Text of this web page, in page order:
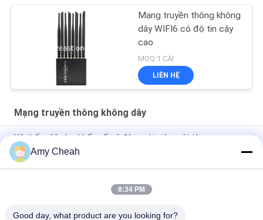
Mạng truyền thông không
dây WIFI6 có độ tin cậy
cao
MOQ:1 CÁI
LIÊN HỆ
Mạng truyền thông không dây
Hệ thống liên lạc khẩn cấp di động với giám sát từ xa
Máy phát hiện tín hiệu giao diện không khí băng tần rộng với
tốc độ truyền dữ liệu cao
Indoor Desktop Smart WIFI 6 Router với bảo mật cao và băng
Amy Cheah
8:34 PM
Good day, what product are you looking for?